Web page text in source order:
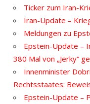
Ticker zum Iran-
Iran-Update –
Meldungen zu
Epstein-Update –
380 Mal von „Jerky“
Innenminister
Rechtsstaates:
Epstein-Update –